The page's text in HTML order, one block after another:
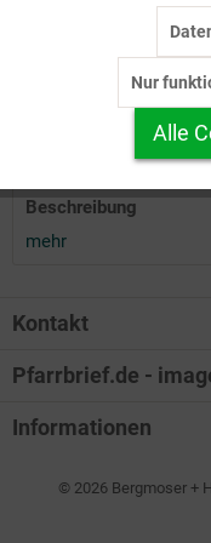
Auf Ihren Merkzettel
Beschreibung
mehr
Kontakt
Pfarrbrief.de -
Informationen
© 2026 Bergmoser +
Personalisierung
Service
Nur
Alle